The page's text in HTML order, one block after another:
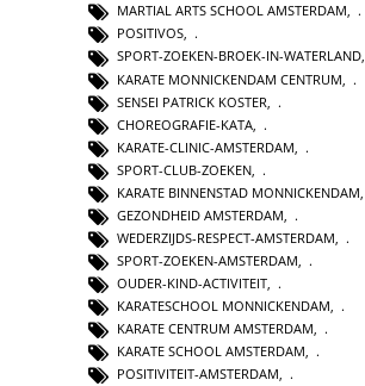
MARTIAL ARTS SCHOOL AMSTERDAM,
POSITIVOS,
SPORT-ZOEKEN-BROEK-IN-WATERLAND,
KARATE MONNICKENDAM CENTRUM
SENSEI PATRICK KOSTER
CHOREOGRAFIE-KATA
KARATE-CLINIC-AMSTERDAM
SPORT-CLUB-ZOEKEN
KARATE BINNENSTAD MONNICKENDAM
GEZONDHEID AMSTERDAM
WEDERZIJDS-RESPECT-AMSTERDAM
SPORT-ZOEKEN-AMSTERDAM,
OUDER-KIND-ACTIVITEIT,
KARATESCHOOL MONNICKENDAM,
KARATE CENTRUM AMSTERDAM,
KARATE SCHOOL AMSTERDAM,
POSITIVITEIT-AMSTERDAM,